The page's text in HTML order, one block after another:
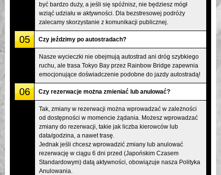
być bardzo duży, a jeśli się spóźnisz, nie będziesz mógł
wziąć udziału w aktywności. Dla bezstresowej podróży
zalecamy skorzystanie z komunikacji publicznej.
05 Czy jeździmy po autostradach?
Nasze wycieczki nie obejmują autostrad ani dróg szybkiego
ruchu, ale trasa Tokyo Bay przez Rainbow Bridge zapewnia
emocjonujące doświadczenie podobne do jazdy autostradą!
06 Czy rezerwacje można zmieniać lub anulować?
Tak, zmiany w rezerwacji można wprowadzać w zależności
od dostępności w momencie żądania. Możesz wprowadzać
zmiany do rezerwacji, takie jak liczba kierowców lub
data/godzina, a nawet trasę.
Jednak jeśli chcesz wprowadzić zmiany lub anulować
rezerwację w ciągu 6 dni przed (Japońskim Czasem
Standardowym) datą aktywności, obowiązuje nasza Polityka
Anulowania.